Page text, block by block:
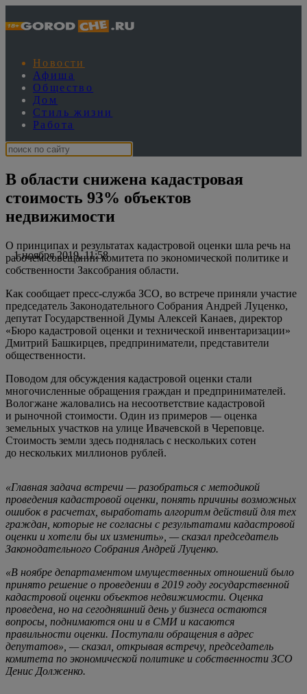
Новости
Афиша
Общество
Дом
Стиль жизни
Работа
В области снижена кадастровая
стоимость 93% объектов
недвижимости
1 ноября 2019, 11:58
О принципах и результатах кадастровой оценки шла речь на
рабочем совещании комитета по экономической политике и
собственности Заксобрания области.
Как сообщает пресс-служба ЗСО, во встрече приняли участие
председатель Законодательного Собрания Андрей Луценко,
депутат Государственной Думы Алексей Канаев, директор
«Бюро кадастровой оценки и технической инвентаризации»
Дмитрий Башкирцев, предприниматели, представители
общественности.
Поводом для обсуждения кадастровой оценки стали
многочисленные обращения граждан и предпринимателей.
Вологжане жаловались на несоответствие кадастровой
и рыночной стоимости. Один из примеров — оценка
земельных участков на улице Ивачевской в Череповце.
Стоимость земли здесь поднялась с нескольких сотен
до нескольких миллионов рублей.
«Главная задача встречи — разобраться с методикой
проведения кадастровой оценки, понять причины возможных
ошибок в расчетах, выработать алгоритм действий для тех
граждан, которые не согласны с результатами кадастровой
оценки и хотели бы их изменить», — сказал председатель
Законодательного Собрания Андрей Луценко.
«В ноябре департаментом имущественных отношений было
принято решение о проведении в 2019 году государственной
кадастровой оценки объектов недвижимости. Оценка
проведена, но на сегодняшний день у бизнеса остаются
вопросы, поднимаются они и в СМИ и касаются
правильности оценки. Поступали обращения в адрес
депутатов», — сказал, открывая встречу, председатель
комитета по экономической политике и собственности ЗСО
Денис Долженко.